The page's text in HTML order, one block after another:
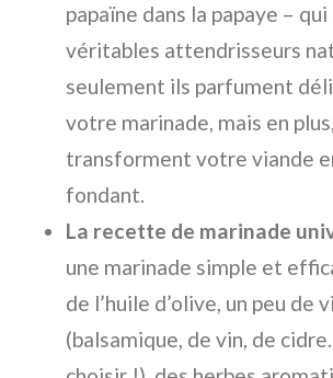
papaïne dans la papaye –
véritables attendrisseurs
seulement ils parfument
votre marinade, mais en
transforment votre viande
fondant.
La recette de marinade
une marinade simple et
de l’huile d’olive, un peu de
(balsamique, de vin, de